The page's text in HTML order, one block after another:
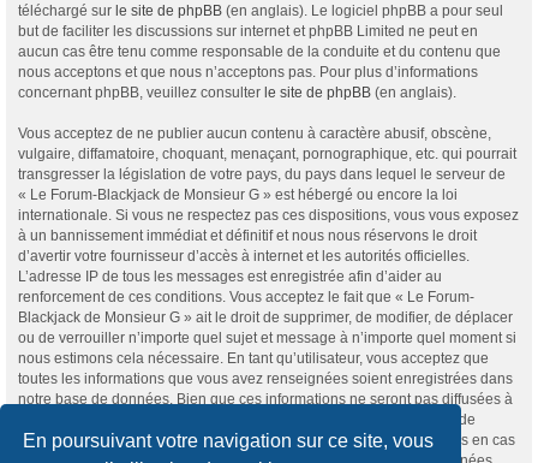
En poursuivant votre navigation sur ce site, vous
téléchargé sur le site de phpBB (en anglais). Le logiciel phpBB a pour seul
but de faciliter les discussions sur internet et phpBB Limited ne peut en
aucun cas être tenu comme responsable de la conduite et du contenu que
nous acceptons et que nous n’acceptons pas. Pour plus d’informations
concernant phpBB, veuillez consulter le site de phpBB (en anglais).
Vous acceptez de ne publier aucun contenu à caractère abusif, obscène,
vulgaire, diffamatoire, choquant, menaçant, pornographique, etc. qui pourrait
transgresser la législation de votre pays, du pays dans lequel le serveur de
« Le Forum-Blackjack de Monsieur G » est hébergé ou encore la loi
internationale. Si vous ne respectez pas ces dispositions, vous vous exposez
à un bannissement immédiat et définitif et nous nous réservons le droit
d’avertir votre fournisseur d’accès à internet et les autorités officielles.
L’adresse IP de tous les messages est enregistrée afin d’aider au
renforcement de ces conditions. Vous acceptez le fait que « Le Forum-
Blackjack de Monsieur G » ait le droit de supprimer, de modifier, de déplacer
ou de verrouiller n’importe quel sujet et message à n’importe quel moment si
nous estimons cela nécessaire. En tant qu’utilisateur, vous acceptez que
toutes les informations que vous avez renseignées soient enregistrées dans
notre base de données. Bien que ces informations ne seront pas diffusées à
une tierce partie sans votre consentement, ni « Le Forum-Blackjack de
Monsieur G », ni phpBB, ne pourront être tenus comme responsables en cas